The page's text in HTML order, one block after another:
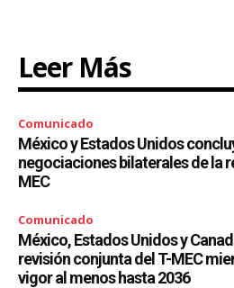
Leer Más
Comunicado
México y Estados Unidos
negociaciones bilaterales de la
MEC
Comunicado
México, Estados Unidos y
revisión conjunta del T-MEC
vigor al menos hasta 2036